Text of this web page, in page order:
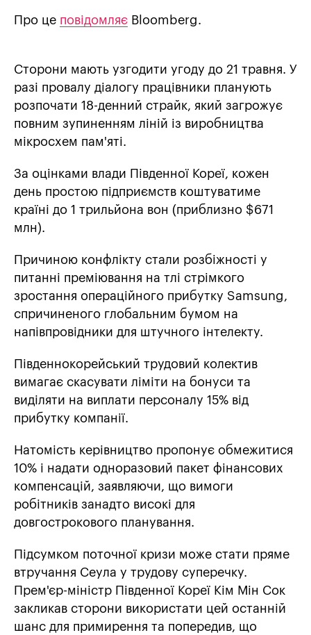
Про це повідомляє Bloomberg.
Сторони мають узгодити угоду до 21 травня. У
разі провалу діалогу працівники планують
розпочати 18-денний страйк, який загрожує
повним зупиненням ліній із виробництва
мікросхем пам'яті.
За оцінками влади Південної Кореї, кожен
день простою підприємств коштуватиме
країні до 1 трильйона вон (приблизно $671
млн).
Причиною конфлікту стали розбіжності у
питанні преміювання на тлі стрімкого
зростання операційного прибутку Samsung,
спричиненого глобальним бумом на
напівпровідники для штучного інтелекту.
Південнокорейський трудовий колектив
вимагає скасувати ліміти на бонуси та
виділяти на виплати персоналу 15% від
прибутку компанії.
Натомість керівництво пропонує обмежитися
10% і надати одноразовий пакет фінансових
компенсацій, заявляючи, що вимоги
робітників занадто високі для
довгострокового планування.
Підсумком поточної кризи може стати пряме
втручання Сеула у трудову суперечку.
Прем'єр-міністр Південної Кореї Кім Мін Сок
закликав сторони використати цей останній
шанс для примирення та попередив, що